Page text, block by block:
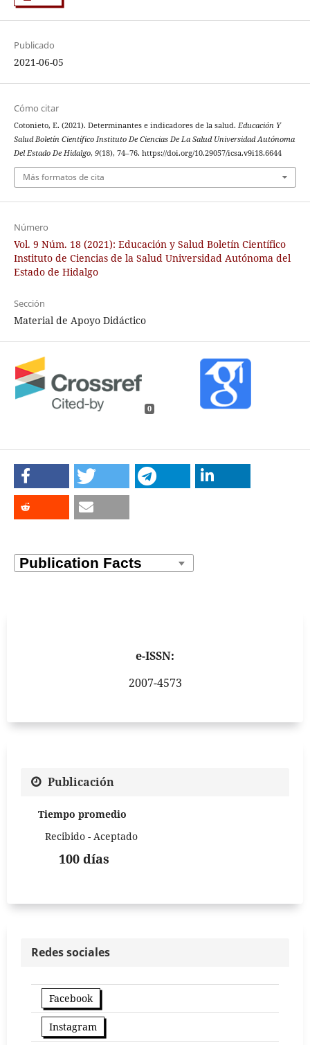
Publicado
2021-06-05
Cómo citar
Cotonieto, E. (2021). Determinantes e indicadores de la salud. Educación Y
Salud Boletín Científico Instituto De Ciencias De La Salud Universidad Autónoma
Del Estado De Hidalgo, 9(18), 74–76. https://doi.org/10.29057/icsa.v9i18.6644
Más formatos de cita
Número
Vol. 9 Núm. 18 (2021): Educación y Salud Boletín Científico
Instituto de Ciencias de la Salud Universidad Autónoma del
Estado de Hidalgo
Sección
Material de Apoyo Didáctico
0
e-ISSN:
2007-4573
Publicación
Tiempo promedio
Recibido - Aceptado
100 días
Redes sociales
Facebook
Instagram